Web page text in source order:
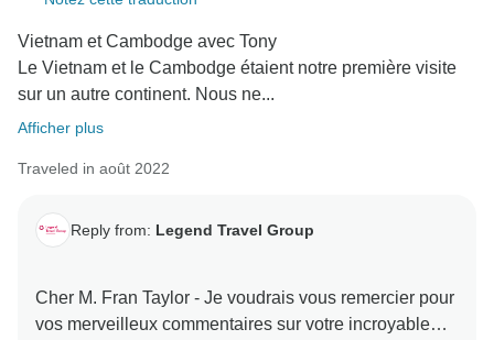
Merci encore, Kraig, d'avoir choisi Legend Travel
Group. Vos commentaires nous aident à nous
développer et à nous améliorer, en veillant à ce que
Je vous prie d'agréer, Monsieur, l'expression de mes
Vietnam et Cambodge avec Tony
Le Vietnam et le Cambodge étaient notre première visite
sur un autre continent. Nous ne...
Afficher plus
Traveled in août 2022
Reply from: Legend Travel Group
Cher M. Fran Taylor - Je voudrais vous remercier pour
vos merveilleux commentaires sur votre incroyable